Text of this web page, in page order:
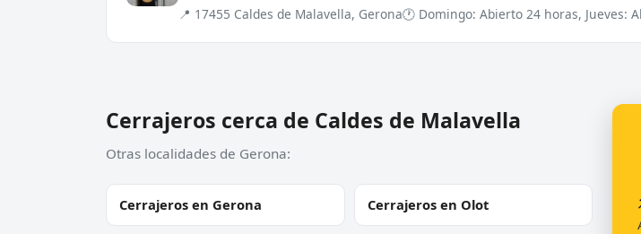
📍 17455 Caldes de Malavella, Gerona🕐 Domingo: Abierto 24 horas, Jueves:
Cerrajeros cerca de Caldes de Malavella
Otras localidades de Gerona:
Cerrajeros en Gerona Cerrajeros en Olot